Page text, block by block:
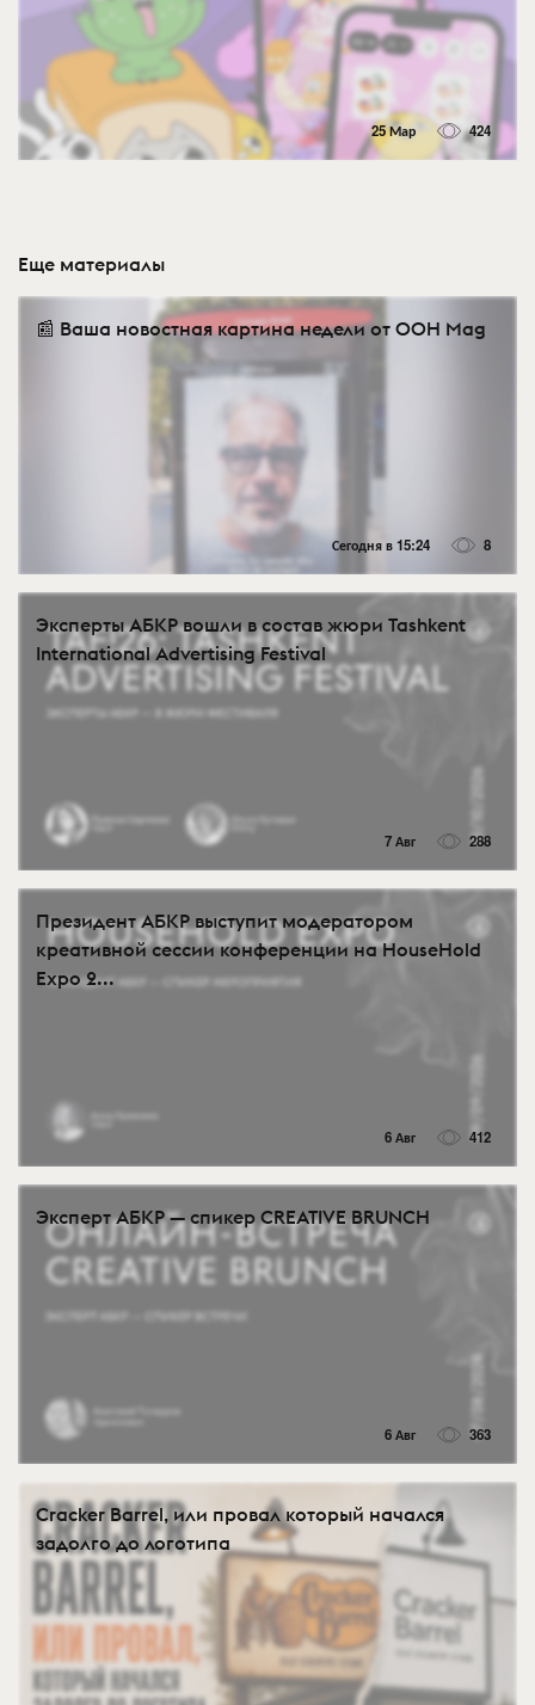
25 Мар 424
Еще материалы
📰 Ваша новостная картина недели от OOH Mag
Сегодня в 15:24 8
Эксперты АБКР вошли в состав жюри Tashkent
International Advertising Festival
7 Авг 288
Президент АБКР выступит модератором
креативной сессии конференции на HouseHold
Expo 2...
6 Авг 412
Эксперт АБКР — спикер CREATIVE BRUNCH
6 Авг 363
Cracker Barrel, или провал который начался
задолго до логотипа